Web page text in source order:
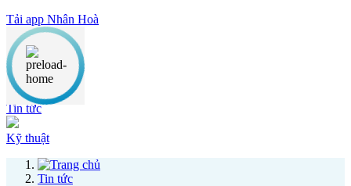
Tải app Nhân Hoà
Thông báo
Ưu đãi
Tin tức
Kỹ thuật
Tin tức